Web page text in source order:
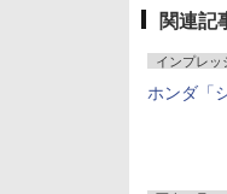
関連記
インプレッ
ホンダ「